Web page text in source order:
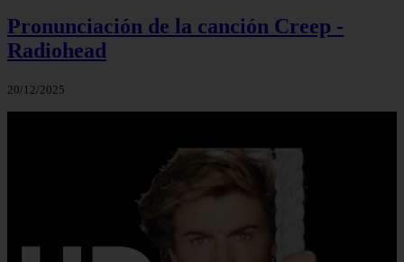
Pronunciación de la canción Creep -
Radiohead
20/12/2025